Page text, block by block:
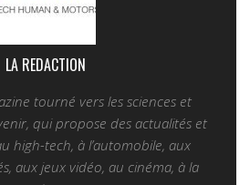
LA REDACTION
tourné vers les sciences et
qui propose des actualités et
high-tech, à l’automobile, aux
aux jeux vidéo, au cinéma, à la